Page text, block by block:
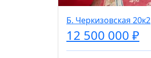
Б. Черкизовская 20к2
12 500 000 ₽